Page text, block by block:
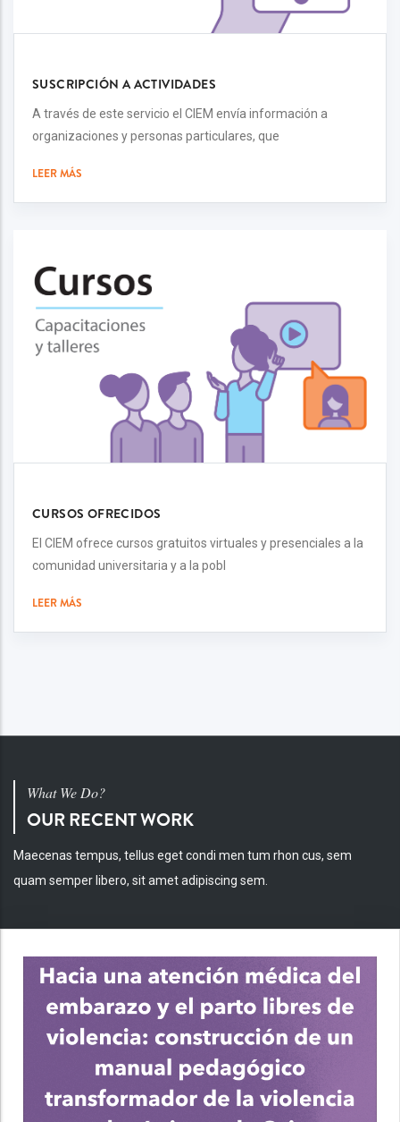
SUSCRIPCIÓN A ACTIVIDADES
A través de este servicio el CIEM envía información a
organizaciones y personas particulares, que
LEER MÁS
CURSOS OFRECIDOS
El CIEM ofrece cursos gratuitos virtuales y presenciales a la
comunidad universitaria y a la pobl
LEER MÁS
What We Do?
OUR RECENT WORK
Maecenas tempus, tellus eget condi men tum rhon cus, sem
quam semper libero, sit amet adipiscing sem.